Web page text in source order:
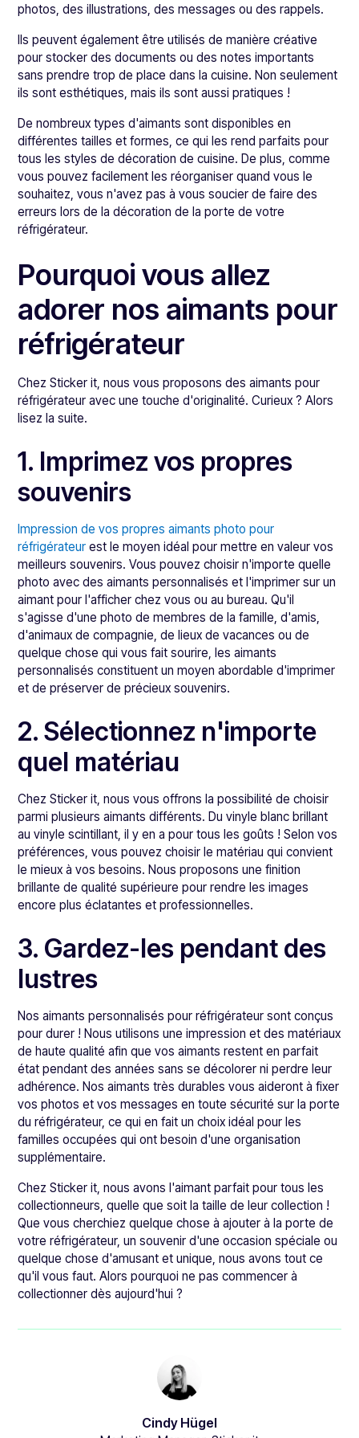
photos, des illustrations, des messages ou des rappels.
Ils peuvent également être utilisés de manière créative
pour stocker des documents ou des notes importants
sans prendre trop de place dans la cuisine. Non seulement
ils sont esthétiques, mais ils sont aussi pratiques !
De nombreux types d'aimants sont disponibles en
différentes tailles et formes, ce qui les rend parfaits pour
tous les styles de décoration de cuisine. De plus, comme
vous pouvez facilement les réorganiser quand vous le
souhaitez, vous n'avez pas à vous soucier de faire des
erreurs lors de la décoration de la porte de votre
réfrigérateur.
Pourquoi vous allez
adorer nos aimants pour
réfrigérateur
Chez Sticker it, nous vous proposons des aimants pour
réfrigérateur avec une touche d'originalité. Curieux ? Alors
lisez la suite.
1. Imprimez vos propres
souvenirs
Impression de vos propres aimants photo pour
réfrigérateur est le moyen idéal pour mettre en valeur vos
meilleurs souvenirs. Vous pouvez choisir n'importe quelle
photo avec des aimants personnalisés et l'imprimer sur un
aimant pour l'afficher chez vous ou au bureau. Qu'il
s'agisse d'une photo de membres de la famille, d'amis,
d'animaux de compagnie, de lieux de vacances ou de
quelque chose qui vous fait sourire, les aimants
personnalisés constituent un moyen abordable d'imprimer
et de préserver de précieux souvenirs.
2. Sélectionnez n'importe
quel matériau
Chez Sticker it, nous vous offrons la possibilité de choisir
parmi plusieurs aimants différents. Du vinyle blanc brillant
au vinyle scintillant, il y en a pour tous les goûts ! Selon vos
préférences, vous pouvez choisir le matériau qui convient
le mieux à vos besoins. Nous proposons une finition
brillante de qualité supérieure pour rendre les images
encore plus éclatantes et professionnelles.
3. Gardez-les pendant des
lustres
Nos aimants personnalisés pour réfrigérateur sont conçus
pour durer ! Nous utilisons une impression et des matériaux
de haute qualité afin que vos aimants restent en parfait
état pendant des années sans se décolorer ni perdre leur
adhérence. Nos aimants très durables vous aideront à fixer
vos photos et vos messages en toute sécurité sur la porte
du réfrigérateur, ce qui en fait un choix idéal pour les
familles occupées qui ont besoin d'une organisation
supplémentaire.
Chez Sticker it, nous avons l'aimant parfait pour tous les
collectionneurs, quelle que soit la taille de leur collection !
Que vous cherchiez quelque chose à ajouter à la porte de
votre réfrigérateur, un souvenir d'une occasion spéciale ou
quelque chose d'amusant et unique, nous avons tout ce
qu'il vous faut. Alors pourquoi ne pas commencer à
collectionner dès aujourd'hui ?
Cindy Hügel